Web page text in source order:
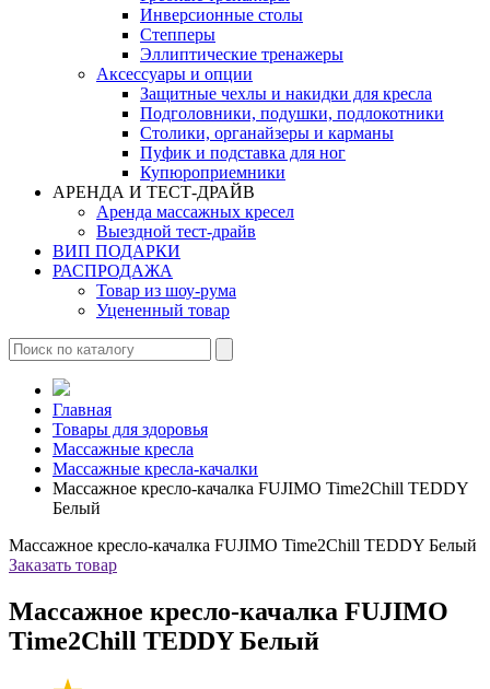
Инверсионные столы
Степперы
Эллиптические тренажеры
Аксессуары и опции
Защитные чехлы и накидки для кресла
Подголовники, подушки, подлокотники
Столики, органайзеры и карманы
Пуфик и подставка для ног
Купюроприемники
АРЕНДА И ТЕСТ-ДРАЙВ
Аренда массажных кресел
Выездной тест-драйв
ВИП ПОДАРКИ
РАСПРОДАЖА
Товар из шоу-рума
Уцененный товар
Главная
Товары для здоровья
Массажные кресла
Массажные кресла-качалки
Массажное кресло-качалка FUJIMO Time2Chill TEDDY
Белый
Массажное кресло-качалка FUJIMO Time2Chill TEDDY Белый
Заказать товар
Массажное кресло-качалка FUJIMO
Time2Chill TEDDY Белый